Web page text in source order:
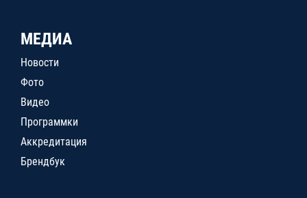
МЕДИА
Новости
Фото
Видео
Программки
Аккредитация
Брендбук